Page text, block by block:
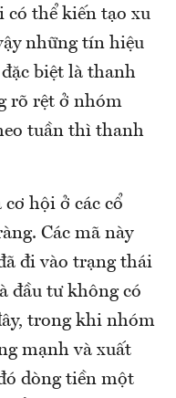
có thể kiến tạo xu
những tín hiệu
biệt là thanh
rõ rệt ở nhóm
tuần thì thanh
hội ở các cổ
Các mã này
đi vào trạng thái
đầu tư không có
trong khi nhóm
mạnh và xuất
dòng tiền một